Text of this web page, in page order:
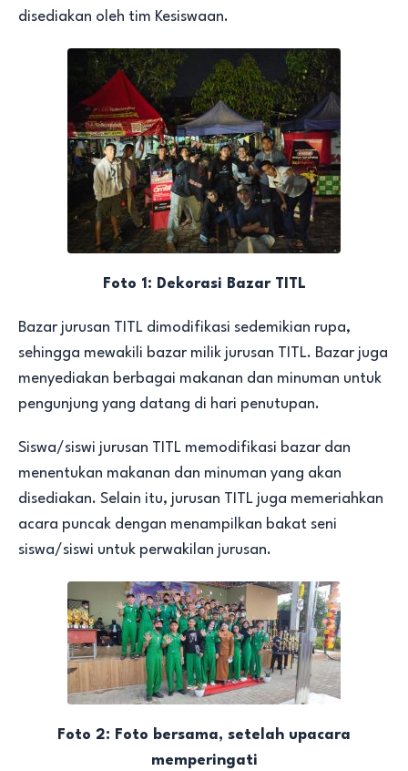
disediakan oleh tim Kesiswaan.
Foto 1: Dekorasi Bazar TITL
Bazar jurusan TITL dimodifikasi sedemikian rupa,
sehingga mewakili bazar milik jurusan TITL. Bazar juga
menyediakan berbagai makanan dan minuman untuk
pengunjung yang datang di hari penutupan.
Siswa/siswi jurusan TITL memodifikasi bazar dan
menentukan makanan dan minuman yang akan
disediakan. Selain itu, jurusan TITL juga memeriahkan
acara puncak dengan menampilkan bakat seni
siswa/siswi untuk perwakilan jurusan.
Foto 2: Foto bersama, setelah upacara
memperingati